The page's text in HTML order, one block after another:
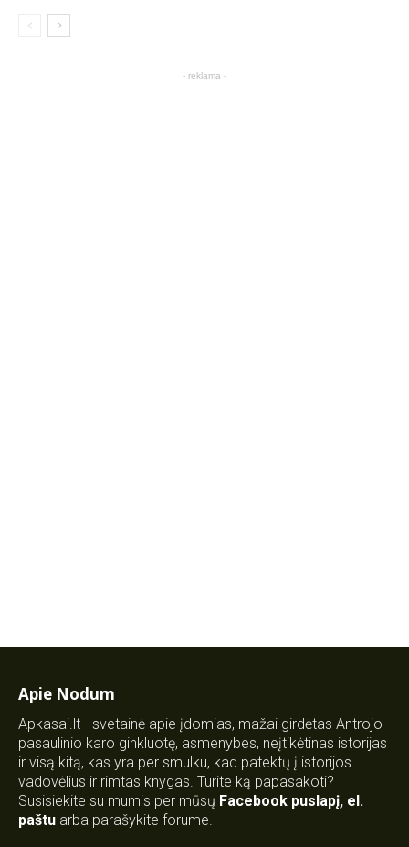
- reklama -
Apie Nodum
Apkasai.lt - svetainė apie įdomias, mažai girdėtas Antrojo
pasaulinio karo ginkluotę, asmenybes, neįtikėtinas istorijas
ir visą kitą, kas yra per smulku, kad patektų į istorijos
vadovėlius ir rimtas knygas. Turite ką papasakoti?
Susisiekite su mumis per mūsų Facebook puslapį, el.
paštu arba parašykite forume.